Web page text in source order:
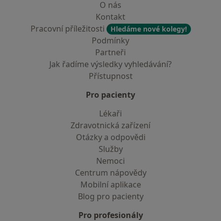
O nás
Kontakt
Pracovní příležitosti
Hledáme nové kolegy!
Podmínky
Partneři
Jak řadíme výsledky vyhledávání?
Přístupnost
Pro pacienty
Lékaři
Zdravotnická zařízení
Otázky a odpovědi
Služby
Nemoci
Centrum nápovědy
Mobilní aplikace
Blog pro pacienty
Pro profesionály